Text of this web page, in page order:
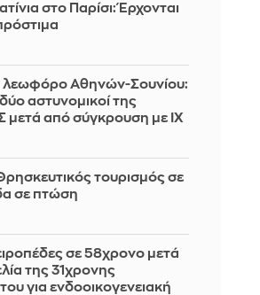
στο Παρίσι: Έρχονται
λεωφόρο Αθηνών-Σουνίου:
αστυνομικοί της
μετά από σύγκρουση με ΙΧ
τουρισμός σε
σε πτώση
σε 58χρονο μετά
της 31χρονης
για ενδοοικογενειακή